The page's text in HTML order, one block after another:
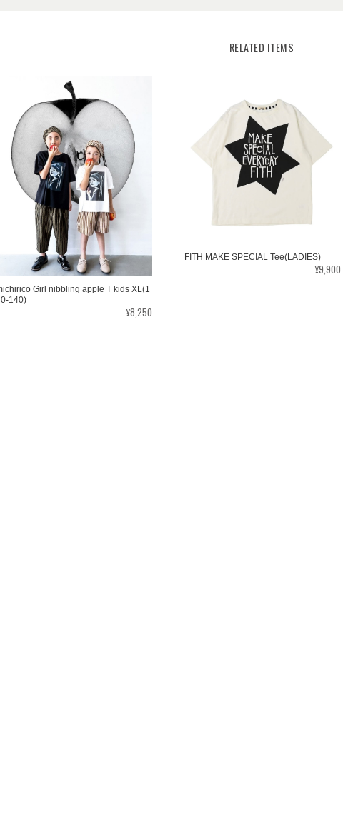
RELATED ITEMS
Girl nibbling apple T kids XL(1
140)
¥8,250
FITH MAKE SPECIAL Tee(LADIES)
¥9,900